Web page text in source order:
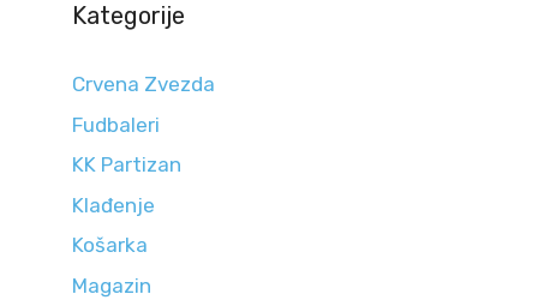
Kategorije
Crvena Zvezda
Fudbaleri
KK Partizan
Klađenje
Košarka
Magazin